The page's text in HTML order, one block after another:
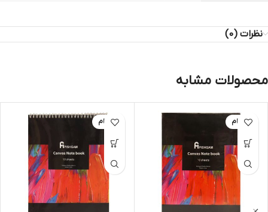
نظرات (0)
محصولات مشابه
پیشگام پیشگام